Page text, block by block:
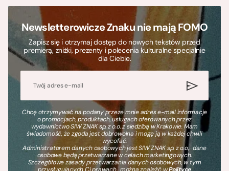
Newsletterowicze Znaku nie mają FOMO
Zapisz się i otrzymaj dostęp do nowych tekstów przed
premierą, zniżki, prezenty i polecenia kulturalne specjalnie
dla Ciebie.
Chcę otrzymywać na podany przeze mnie adres e-mail informacje
o promocjach, produktach, usługach oferowanych przez
wydawnictwo SIW ZNAK sp. z o.o. z siedzibą w Krakowie. Mam
świadomość, że zgoda jest dobrowolna i mogę ją w każdej chwili
wycofać.
Administratorem danych osobowych jest SIW ZNAK sp. z o.o., dane
osobowe będą przetwarzane w celach marketingowych.
Szczegółowe zasady przetwarzania danych osobowych, w tym